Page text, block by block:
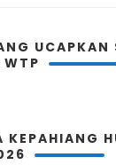
UCAPKAN
WTP
KEPAHIANG